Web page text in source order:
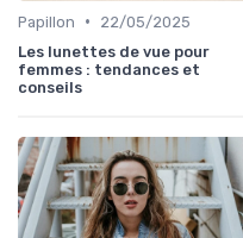
Papillon •
22/05/2025
Les lunettes de vue pour
femmes : tendances et
conseils